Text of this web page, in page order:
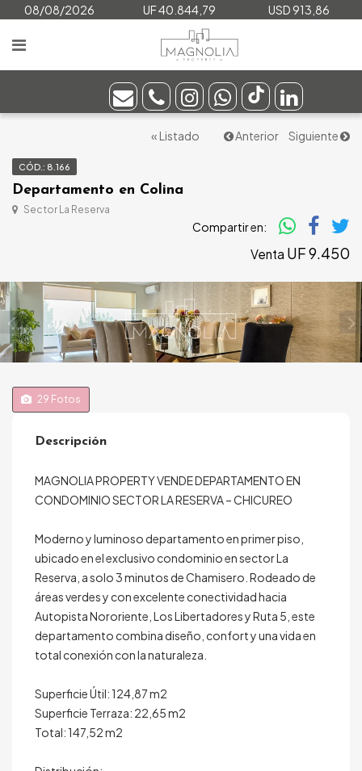
08/08/2026 UF 40.844,79 USD 913,86
« Listado Anterior Siguiente
CÓD.: 8.166
Departamento en Colina
Sector La Reserva
Compartir en:
Venta UF 9.450
29 Fotos
Descripción
MAGNOLIA PROPERTY VENDE DEPARTAMENTO EN
CONDOMINIO SECTOR LA RESERVA – CHICUREO
Moderno y luminoso departamento en primer piso,
ubicado en el exclusivo condominio en sector La
Reserva, a solo 3 minutos de Chamisero. Rodeado de
áreas verdes y con excelente conectividad hacia
Autopista Nororiente, Los Libertadores y Ruta 5, este
departamento combina diseño, confort y una vida en
total conexión con la naturaleza.
Superficie Útil: 124,87 m2
Superficie Terraza: 22,65 m2
Total: 147,52 m2